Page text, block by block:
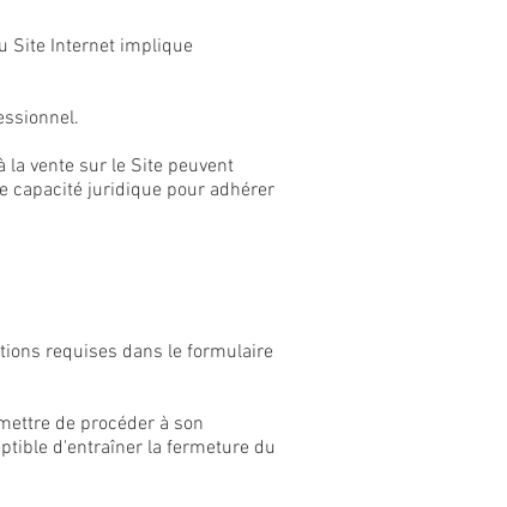
Site Internet implique
vente sur le Site peuvent
capacité juridique pour adhérer
requises dans le formulaire
de procéder à son
d'entraîner la fermeture du